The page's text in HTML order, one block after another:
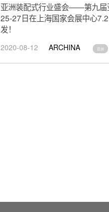
亚洲装配式行业盛会——第九届
25-27日在上海国家会展中心
发！
2020-08-12 ARCHINA 亚洲